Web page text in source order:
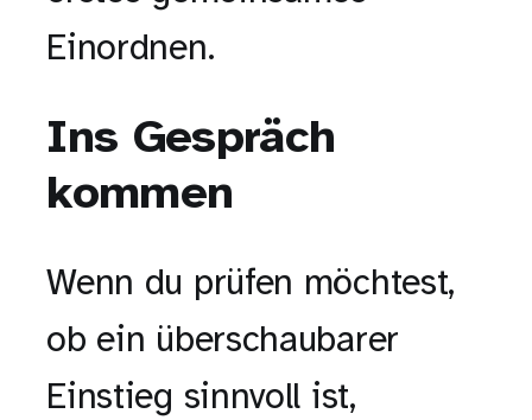
Einordnen.
Ins Gespräch
kommen
Wenn du prüfen möchtest,
ob ein überschaubarer
Einstieg sinnvoll ist,